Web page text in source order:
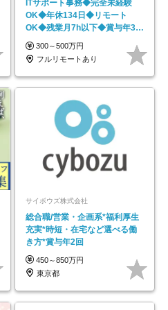
ITサポート事務◆完全未経験
OK◆年休134日◆リモート
OK◆残業月7h以下◆賞与年3回
◆5年目まで必ず昇給
300～500万円
フルリモートあり
サイボウズ株式会社
総合職/営業・企画系*福利厚生
充実*時短・在宅など選べる働
き方*賞与年2回
450～850万円
東京都